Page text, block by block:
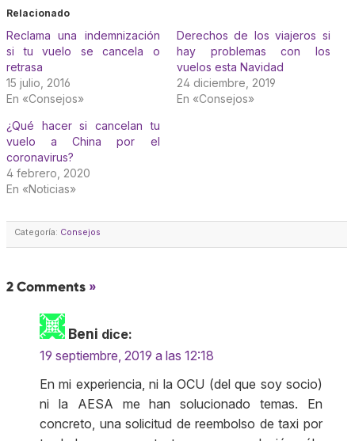
Relacionado
Reclama una indemnización
si tu vuelo se cancela o
retrasa
15 julio, 2016
En «Consejos»
Derechos de los viajeros si
hay problemas con los
vuelos esta Navidad
24 diciembre, 2019
En «Consejos»
¿Qué hacer si cancelan tu
vuelo a China por el
coronavirus?
4 febrero, 2020
En «Noticias»
Categoría: Consejos
2 Comments »
Beni dice:
19 septiembre, 2019 a las 12:18
En mi experiencia, ni la OCU (del que soy socio)
ni la AESA me han solucionado temas. En
concreto, una solicitud de reembolso de taxi por